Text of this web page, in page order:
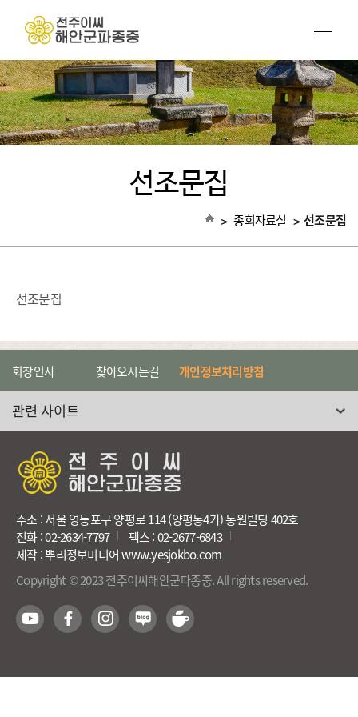
선조문집
> 종회자료실 > 선조문집
선조문집
회장인사 찾아오시는길 개인정보처리방침
주소 : 서울 영등포구 양평로 114 (양평동4가) 동원빌딩 402호
전화 : 02-2634-7797
팩스 : 02-2677-6843
제작 : 뿌리정보미디어 www.yesjokbo.com
Copyright © 2023 전주이씨해안군파종중. All rights reserved.